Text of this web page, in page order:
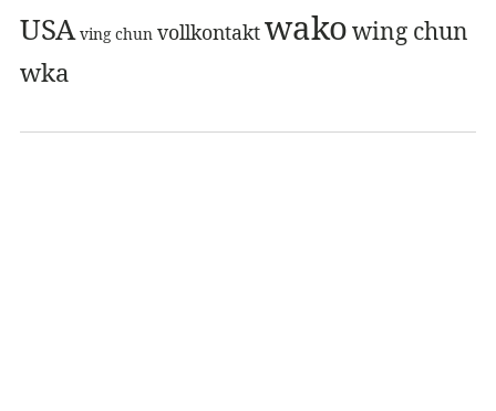
USA ving chun vollkontaktwakowing chun
wka